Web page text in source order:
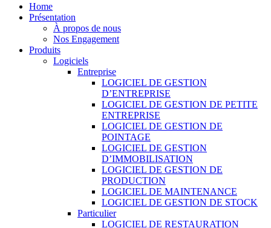
Home
Présentation
À propos de nous
Nos Engagement
Produits
Logiciels
Entreprise
LOGICIEL DE GESTION
D’ENTREPRISE
LOGICIEL DE GESTION DE PETITE
ENTREPRISE
LOGICIEL DE GESTION DE
POINTAGE
LOGICIEL DE GESTION
D’IMMOBILISATION
LOGICIEL DE GESTION DE
PRODUCTION
LOGICIEL DE MAINTENANCE
LOGICIEL DE GESTION DE STOCK
Particulier
LOGICIEL DE RESTAURATION